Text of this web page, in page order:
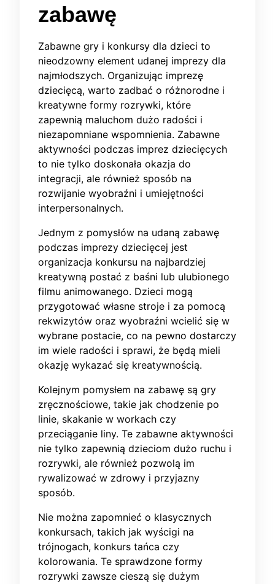
zabawę
Zabawne gry i konkursy dla dzieci to
nieodzowny element udanej imprezy dla
najmłodszych. Organizując imprezę
dziecięcą, warto zadbać o różnorodne i
kreatywne formy rozrywki, które
zapewnią maluchom dużo radości i
niezapomniane wspomnienia. Zabawne
aktywności podczas imprez dziecięcych
to nie tylko doskonała okazja do
integracji, ale również sposób na
rozwijanie wyobraźni i umiejętności
interpersonalnych.
Jednym z pomysłów na udaną zabawę
podczas imprezy dziecięcej jest
organizacja konkursu na najbardziej
kreatywną postać z baśni lub ulubionego
filmu animowanego. Dzieci mogą
przygotować własne stroje i za pomocą
rekwizytów oraz wyobraźni wcielić się w
wybrane postacie, co na pewno dostarczy
im wiele radości i sprawi, że będą mieli
okazję wykazać się kreatywnością.
Kolejnym pomysłem na zabawę są gry
zręcznościowe, takie jak chodzenie po
linie, skakanie w workach czy
przeciąganie liny. Te zabawne aktywności
nie tylko zapewnią dzieciom dużo ruchu i
rozrywki, ale również pozwolą im
rywalizować w zdrowy i przyjazny
sposób.
Nie można zapomnieć o klasycznych
konkursach, takich jak wyścigi na
trójnogach, konkurs tańca czy
kolorowania. Te sprawdzone formy
rozrywki zawsze cieszą się dużym